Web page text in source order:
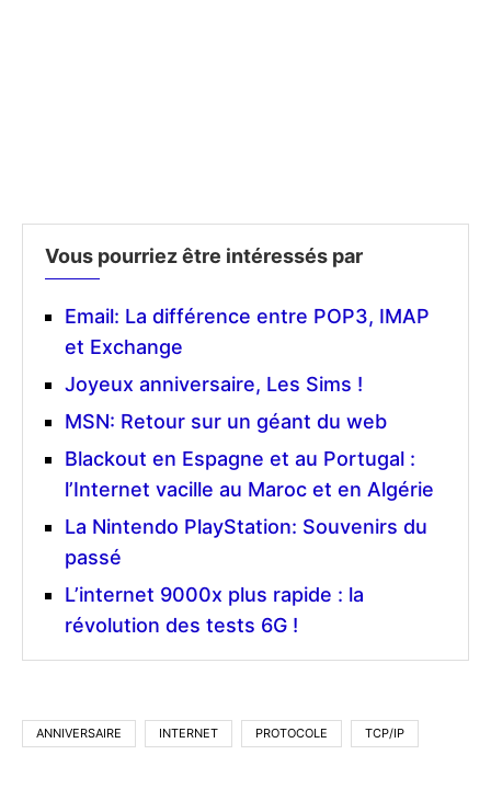
Vous pourriez être intéressés par
Email: La différence entre POP3, IMAP
et Exchange
Joyeux anniversaire, Les Sims !
MSN: Retour sur un géant du web
Blackout en Espagne et au Portugal :
l’Internet vacille au Maroc et en Algérie
La Nintendo PlayStation: Souvenirs du
passé
L’internet 9000x plus rapide : la
révolution des tests 6G !
ANNIVERSAIRE INTERNET PROTOCOLE TCP/IP